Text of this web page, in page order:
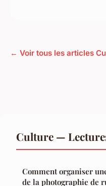
← Voir tous les articles
Culture —
Comment organiser
de la photographie de